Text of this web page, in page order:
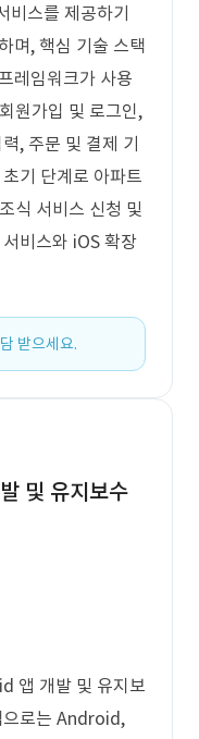
비스를 제공하기
며, 핵심 기술 스택
레임워크가 사용
원가입 및 로그인,
, 주문 및 결제 기
기 단계로 아파트
식 서비스 신청 및
비스와 iOS 확장
받으세요.
및 유지보수
앱 개발 및 유지보
으로는 Android,